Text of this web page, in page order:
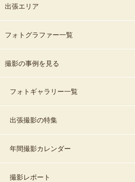
出張エリア
フォトグラファー一覧
撮影の事例を見る
フォトギャラリー一覧
出張撮影の特集
年間撮影カレンダー
撮影レポート